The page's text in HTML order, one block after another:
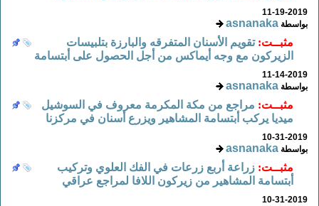
11-19-2019
بواسطةasnanaka
مثبــت: تقويم الأسنان المتفرقه والبارزة بتلبيسات
الزيركون مع وجه أيماكس من أجل الحصول على أبتسامة
11-14-2019
بواسطةasnanaka
مثبــت:
مراجع من مكة المكرمة معروف في السوشيل
ميديا يركب أبتسامة المشاهير ويزرع أسنان في مركزنا
10-31-2019
بواسطةasnanaka
مثبــت: زراعة أربع زرعات في الفك العلوي وتركيب
أبتسامة المشاهير من زيركون اللافا لمراجع عراقي
10-31-2019